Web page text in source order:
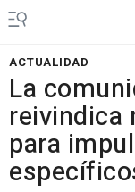
ACTUALIDAD
La
reivindica
para